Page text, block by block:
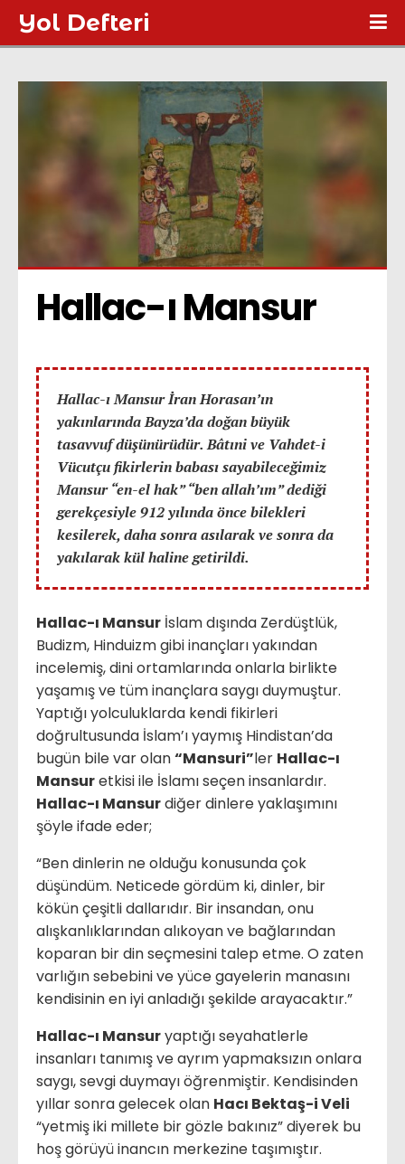
Yol Defteri
Hallac-ı Mansur
Hallac-ı Mansur İran Horasan’ın
yakınlarında Bayza’da doğan büyük
tasavvuf düşünürüdür. Bâtıni ve Vahdet-i
Vücutçu fikirlerin babası sayabileceğimiz
Mansur “en-el hak” “ben allah’ım” dediği
gerekçesiyle 912 yılında önce bilekleri
kesilerek, daha sonra asılarak ve sonra da
yakılarak kül haline getirildi.
Hallac-ı Mansur İslam dışında Zerdüştlük,
Budizm, Hinduizm gibi inançları yakından
incelemiş, dini ortamlarında onlarla birlikte
yaşamış ve tüm inançlara saygı duymuştur.
Yaptığı yolculuklarda kendi fikirleri
doğrultusunda İslam’ı yaymış Hindistan’da
bugün bile var olan“Mansuri”ler Hallac-ı
Mansuretkisi ile İslamı seçen insanlardır.
Hallac-ı Mansurdiğer dinlere yaklaşımını
şöyle ifade eder;
“Ben dinlerin ne olduğu konusunda çok
düşündüm. Neticede gördüm ki, dinler, bir
kökün çeşitli dallarıdır. Bir insandan, onu
alışkanlıklarından alıkoyan ve bağlarından
koparan bir din seçmesini talep etme. O zaten
varlığın sebebini ve yüce gayelerin manasını
kendisinin en iyi anladığı şekilde arayacaktır.”
Hallac-ı Mansuryaptığı seyahatlerle
insanları tanımış ve ayrım yapmaksızın onlara
saygı, sevgi duymayı öğrenmiştir. Kendisinden
yıllar sonra gelecek olan Hacı Bektaş-i Veli
“yetmiş iki millete bir gözle bakınız” diyerek bu
hoş görüyü inancın merkezine taşımıştır.